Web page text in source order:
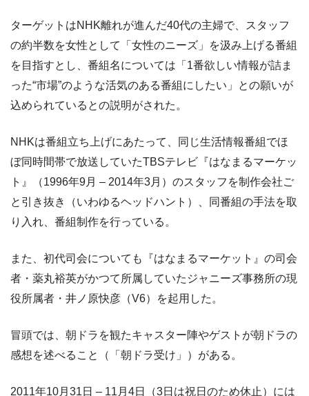
ターゲットはNHK離れが進んだ40代の主婦で、スタッフ
の約半数を女性として「女性のニーズ」を汲み上げる番組
を目指すとし、番組名については「1番欲しい情報が詰ま
った“市場”のような活気のある番組にしたい」との願いが
込められているとの説明がされた。
NHKは番組立ち上げにあたって、同じ生活情報番組でほ
ぼ同時間帯で放送していたTBSテレビ『はなまるマーケッ
ト』（1996年9月 – 2014年3月）のスタッフを制作会社ご
と引き抜き（いわゆるヘッドハント）、同番組の手法を取
り入れ、番組制作を行っている。
また、初代司会についても『はなまるマーケット』の司会
者・薬丸裕英がかつて所属していたジャニーズ事務所の現
役所属者・井ノ原快彦（V6）を起用した。
冒頭では、朝ドラを観たキャスター陣やゲストが朝ドラの
感想を述べること（「朝ドラ受け」）がある。
2011年10月31日 – 11月4日（3日は祝日のため休止）には